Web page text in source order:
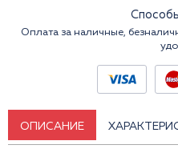
Оплата за наличные,
ОПИСАНИЕ